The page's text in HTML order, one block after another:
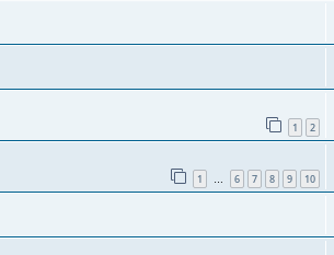
1 2
1 … 6 7 8 9 10